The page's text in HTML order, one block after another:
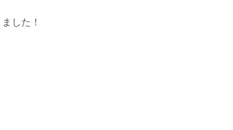
した！